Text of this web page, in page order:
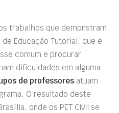
trabalhos que demonstram
Educação Tutorial, que é
comum e procurar
dificuldades em alguma
de professores atuam
O resultado deste
onde os PET Civil se